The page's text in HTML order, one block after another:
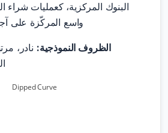
البنوك المركزية، كعمليات
واسع المركّزة على
الظروف النموذجية: نادر،
Dipped Curve